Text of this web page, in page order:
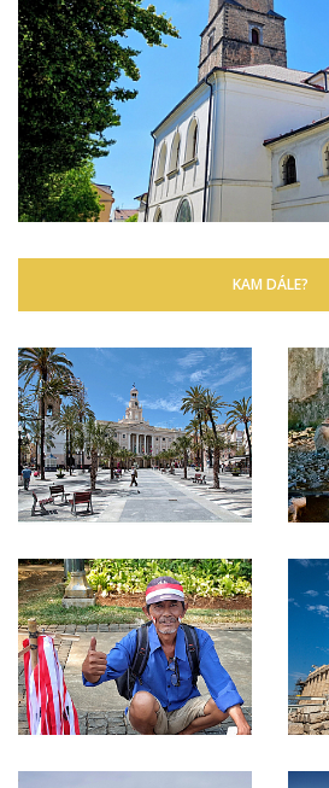
KAM DÁLE?